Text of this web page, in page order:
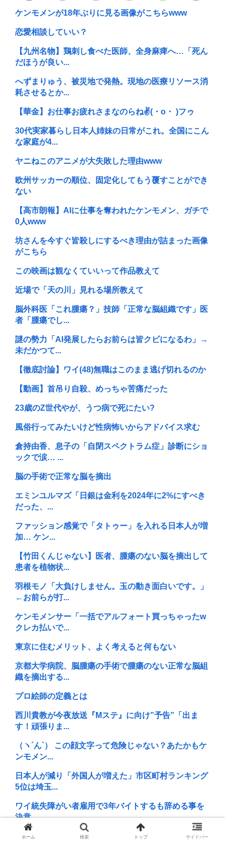
ケンモメンが18年ぶりに見る画像がこちらwww
恋愛相談していい？
【九州名物】鶏刺し食べた医師、全身麻痺へ…「死ん
だほうが良い...
へずまりゅう、被災地で発熱。現地の医療リソース消
耗させるとか...
【華金】お仕事お疲れさまなのらね✌(・o・ )フゥ
30代実家暮らし日本人姉妹の日常がこれ。全国にこん
な家庭が4...
ヤニねこのアニメが大失敗した理由www
欧州サッカーの順位、固定化してもう覆すことができ
ない
【高市朗報】AIに仕事を奪われたケンモメン、ガチで
0人www
坊さんを今すぐ皆殺しにするべき理由が詰まった画像
がこちら
この映画は観なくていいって作品教えて
近場で「天の川」見れる場所教えて
脳外科医「これ腫瘍？」技師「正常な脳組織です」医
者「腫瘍でし...
謎の勢力「AI発展したらお前らは皆クビになるわ」→
未だかつて...
【徹底討論】ワイ(48)無職はこのまま逃げ切れるのか
【動画】首吊り自殺、めっちゃ苦痛だった
23歳のZ世代やが、うつ病で死にたい?
風俗行ってみたいけど性病怖いからアドバイス求む
倉持由香、息子の「自閉スペクトラム症」診断にショ
ックで涙… ...
脳の手術で正常な脳を摘出
エミンユルマズ「日銀は金利を2024年に2%にすべき
だった、...
ファッション感覚で「タトゥー」を入れる日本人が増
加… ケン...
【竹田くんじゃない】医者、腫瘍のない脳を摘出して
患者を植物状...
羽根モノ「大負けしません。玉の動き面白いです。」
←お前らが打...
ケンモメンサー「一括でアルフォート買っちゃったw
クレカ払いで...
東京に住むメリット、よく考えると何もない
京都大学病院、脳腫瘍の手術で腫瘍のない正常な脳組
織を摘出する...
プロ絵師の定義とは
西川貴教が今夜放送『Mステ』に向け”予告”「出ま
す！頑張りま...
（ヽ´ん`） この顔文字って危険じゃない？あたかもケ
ンモメン...
日本人が減り「外国人が増えた」市区町村ランキング
5位は埼玉...
ワイ統失障がい者雇用で3年バイトするも辞める事を
決意
【正論】映画通「吹き替えは絶対ダメ。生の演技を聞
ホーム 検索 トップ サイドバー